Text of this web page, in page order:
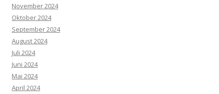
November 2024
Oktober 2024
September 2024
August 2024
Juli 2024
Juni 2024
Mai 2024
April 2024